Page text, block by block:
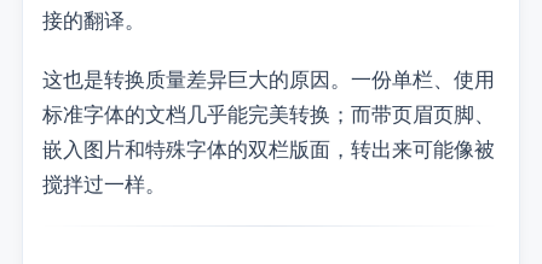
接的翻译。
这也是转换质量差异巨大的原因。一份单栏、使用
标准字体的文档几乎能完美转换；而带页眉页脚、
嵌入图片和特殊字体的双栏版面，转出来可能像被
搅拌过一样。